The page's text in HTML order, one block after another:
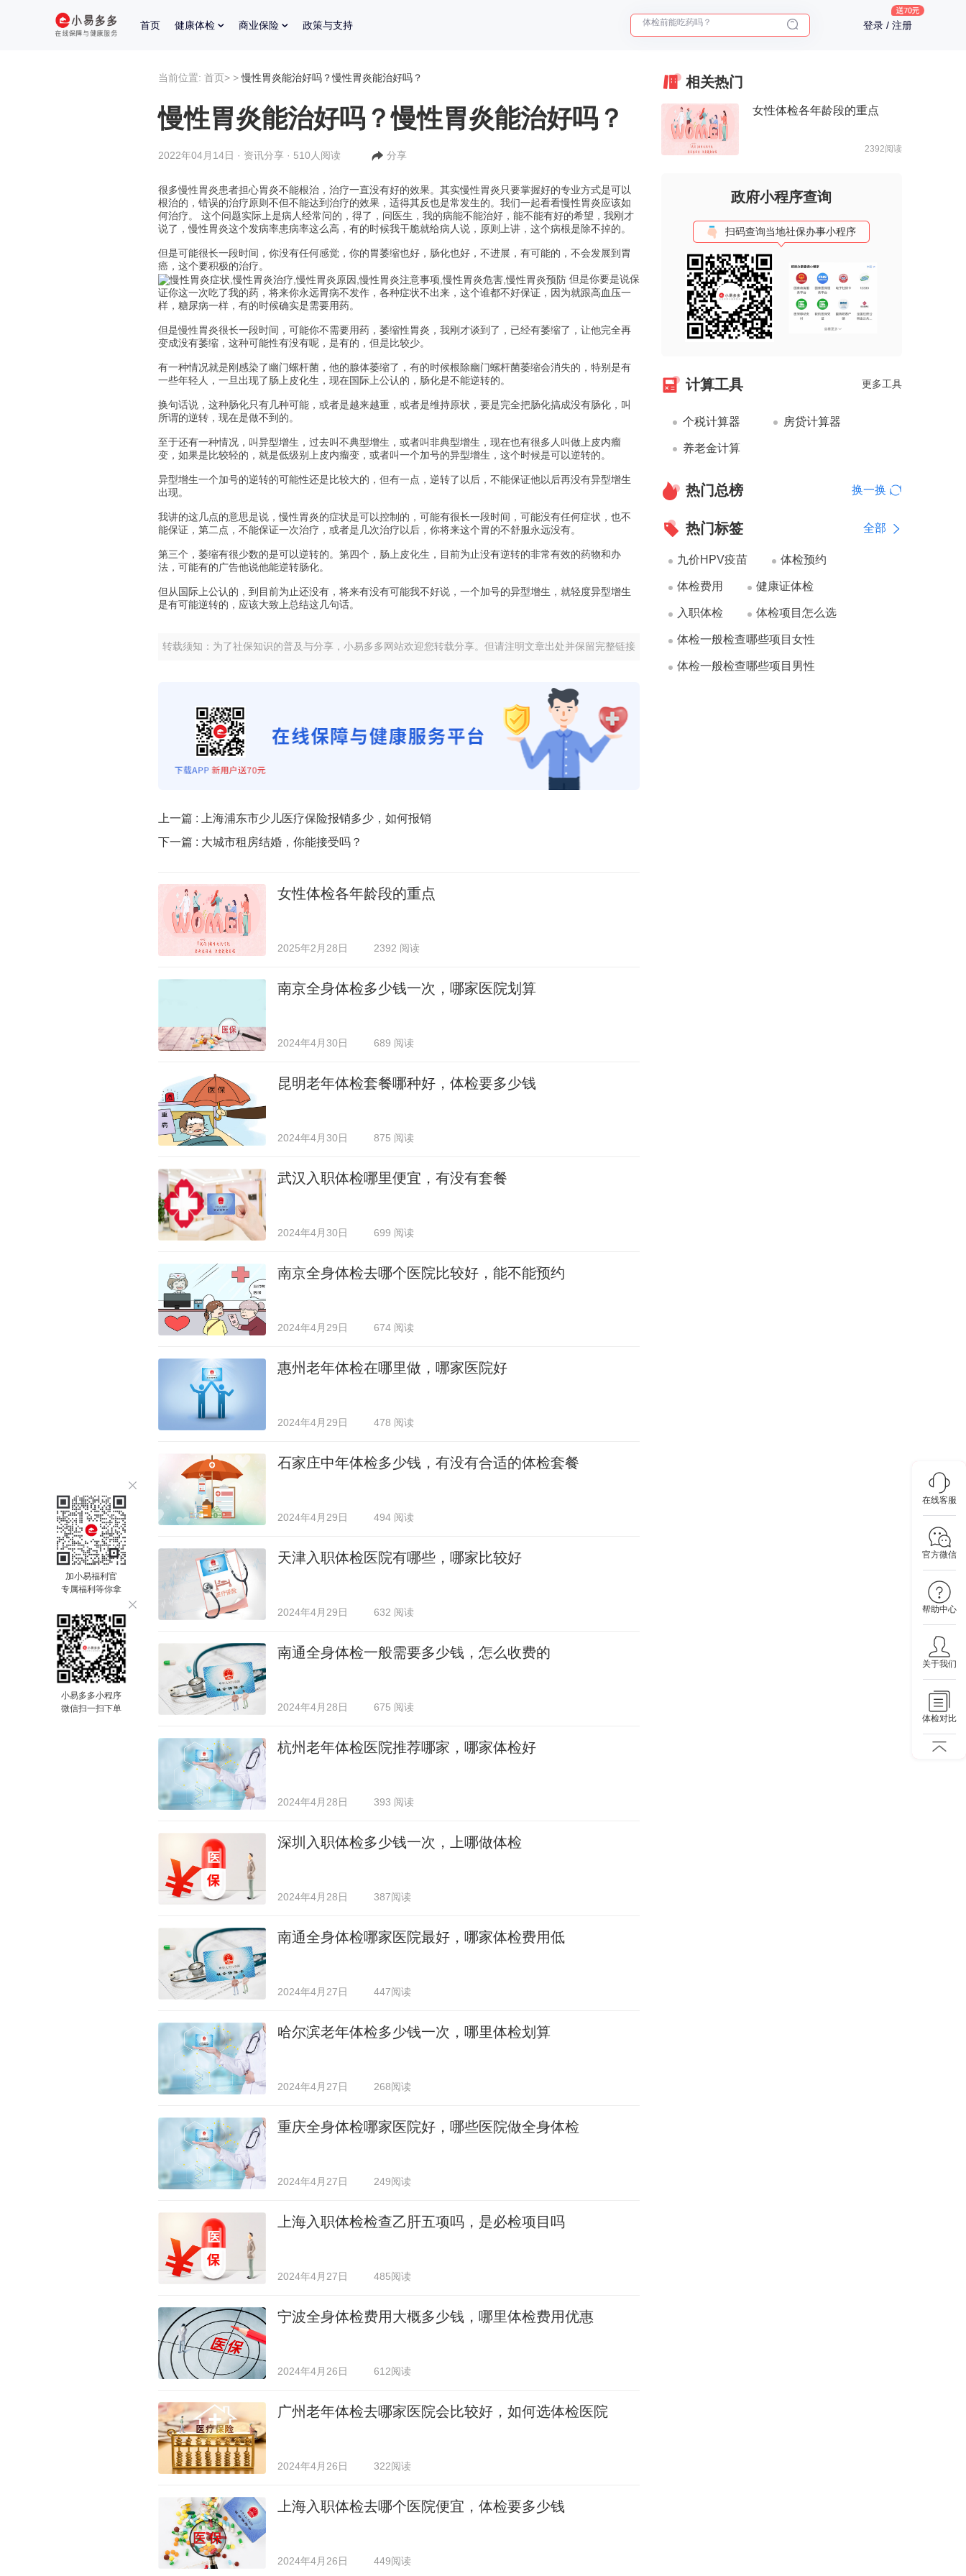
首页 健康体检 商业保险 政策与支持
十大理由告诉你为什么要买保险
登录 / 注册
在线客服
官方微信
帮助中心
关于我们
体检对比
加小易福利官
专属福利等你拿
小易多多小程序
微信扫一扫下单
当前位置: 首页> >慢性胃炎能治好吗？慢性胃炎能治好吗？
慢性胃炎能治好吗？慢性胃炎能治好吗？
2022年04月14日 · 资讯分享 · 510人阅读 分享
很多慢性胃炎患者担心胃炎不能根治，治疗一直没有好的效果。其实慢性胃炎只要掌握好的专业方式是可以
根治的，错误的治疗原则不但不能达到治疗的效果，适得其反也是常发生的。我们一起看看慢性胃炎应该如
何治疗。 这个问题实际上是病人经常问的，得了 ，问医生，我的病能不能治好，能不能有好的希望，我刚才
说了，慢性胃炎这个发病率患病率这么高，有的时候我干脆就给病人说，原则上讲，这个病根是除不掉的。
但是可能很长一段时间，你没有任何感觉，你的胃萎缩也好，肠化也好，不进展，有可能的，不会发展到胃
癌，这个要积极的治疗。
但是你要是说保
证你这一次吃了我的药，将来你永远胃病不发作，各种症状不出来，这个谁都不好保证，因为就跟高血压一
样，糖尿病一样，有的时候确实是需要用药。
但是慢性胃炎很长一段时间，可能你不需要用药，萎缩性胃炎，我刚才谈到了，已经有萎缩了，让他完全再
变成没有萎缩，这种可能性有没有呢，是有的，但是比较少。
有一种情况就是刚感染了幽门螺杆菌，他的腺体萎缩了，有的时候根除幽门螺杆菌萎缩会消失的，特别是有
一些年轻人，一旦出现了肠上皮化生，现在国际上公认的，肠化是不能逆转的。
换句话说，这种肠化只有几种可能，或者是越来越重，或者是维持原状，要是完全把肠化搞成没有肠化，叫
所谓的逆转，现在是做不到的。
至于还有一种情况，叫异型增生，过去叫不典型增生，或者叫非典型增生，现在也有很多人叫做上皮内瘤
变，如果是比较轻的，就是低级别上皮内瘤变，或者叫一个加号的异型增生，这个时候是可以逆转的。
异型增生一个加号的逆转的可能性还是比较大的，但有一点，逆转了以后，不能保证他以后再没有异型增生
出现。
我讲的这几点的意思是说，慢性胃炎的症状是可以控制的，可能有很长一段时间，可能没有任何症状，也不
能保证，第二点，不能保证一次治疗，或者是几次治疗以后，你将来这个胃的不舒服永远没有。
第三个，萎缩有很少数的是可以逆转的。第四个，肠上皮化生，目前为止没有逆转的非常有效的药物和办
法，可能有的广告他说他能逆转肠化。
但从国际上公认的，到目前为止还没有，将来有没有可能我不好说，一个加号的异型增生，就轻度异型增生
是有可能逆转的，应该大致上总结这几句话。
转载须知：为了社保知识的普及与分享，小易多多网站欢迎您转载分享。但请注明文章出处并保留完整链接
上一篇 :
上海浦东市少儿医疗保险报销多少，如何报销
下一篇 : 大城市租房结婚，你能接受吗？
女性体检各年龄段的重点
2025年2月28日 2392 阅读
南京全身体检多少钱一次，哪家医院划算
2024年4月30日 689 阅读
昆明老年体检套餐哪种好，体检要多少钱
2024年4月30日 875 阅读
武汉入职体检哪里便宜，有没有套餐
2024年4月30日 699 阅读
南京全身体检去哪个医院比较好，能不能预约
2024年4月29日 674 阅读
惠州老年体检在哪里做，哪家医院好
2024年4月29日 478 阅读
石家庄中年体检多少钱，有没有合适的体检套餐
2024年4月29日 494 阅读
天津入职体检医院有哪些，哪家比较好
2024年4月29日 632 阅读
南通全身体检一般需要多少钱，怎么收费的
2024年4月28日 675 阅读
杭州老年体检医院推荐哪家，哪家体检好
2024年4月28日 393 阅读
深圳入职体检多少钱一次，上哪做体检
2024年4月28日 387阅读
南通全身体检哪家医院最好，哪家体检费用低
2024年4月27日 447阅读
哈尔滨老年体检多少钱一次，哪里体检划算
2024年4月27日 268阅读
重庆全身体检哪家医院好，哪些医院做全身体检
2024年4月27日 249阅读
上海入职体检检查乙肝五项吗，是必检项目吗
2024年4月27日 485阅读
宁波全身体检费用大概多少钱，哪里体检费用优惠
2024年4月26日 612阅读
广州老年体检去哪家医院会比较好，如何选体检医院
2024年4月26日 322阅读
上海入职体检去哪个医院便宜，体检要多少钱
2024年4月26日 449阅读
相关热门
女性体检各年龄段的重点
2392阅读
政府小程序查询
扫码查询当地社保办事小程序
计算工具 更多工具
个税计算器 房贷计算器
养老金计算
热门总榜 换一换
热门标签 全部
九价HPV疫苗 体检预约
体检费用 健康证体检
入职体检 体检项目怎么选
体检一般检查哪些项目女性
体检一般检查哪些项目男性